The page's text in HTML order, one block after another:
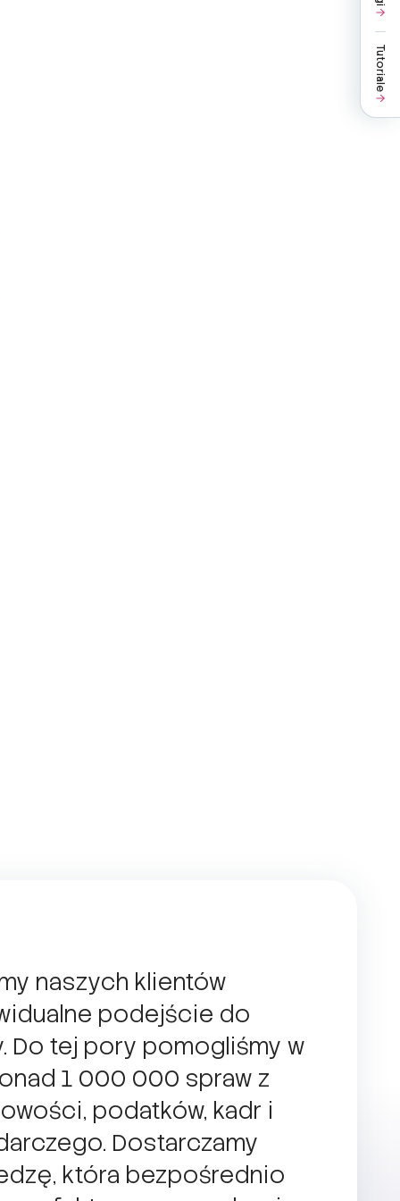
Tutoriale
naszych klientów
podejście do
Do tej pory pomogliśmy w
1 000 000 spraw z
podatków, kadr i
Dostarczamy
która bezpośrednio